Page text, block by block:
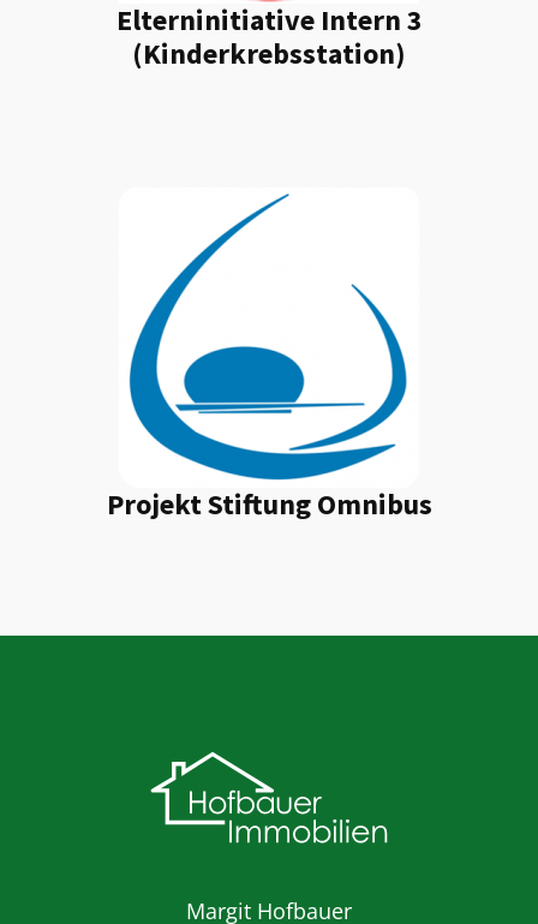
Elterninitiative Intern 3
(Kinderkrebsstation)
Projekt Stiftung Omnibus
Margit Hofbauer